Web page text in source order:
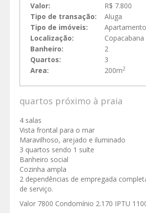
Valor:
R$ 7.800
Tipo de transação:
Aluga
Tipo de imóveis:
Apartamento
Localização:
Copacabana
Banheiro:
2
Quartos:
3
Area:
200m2
quartos próximo à praia
4 salas
Vista frontal para o mar
Maravilhoso, arejado e iluminado
3 quartos sendo 1 suíte
Banheiro social
Cozinha ampla
2 dependências de empregada
de serviço.
Valor 7800 Condomínio 2.170 IPTU